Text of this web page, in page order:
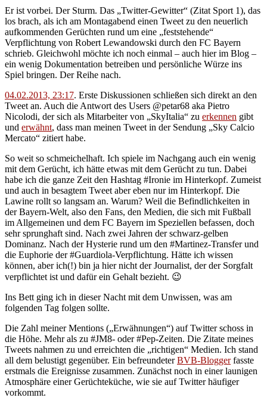
Javier,
Arjen.
Und
meiner
Oma.
Er ist vorbei. Der Sturm. Das „Twitter-Gewitter“ (Zitat Sport 1), das
los brach, als ich am Montagabend einen Tweet zu den neuerlich
aufkommenden Gerüchten rund um eine „feststehende“
Verpflichtung von Robert Lewandowski durch den FC Bayern
schrieb. Gleichwohl möchte ich noch einmal – auch hier im Blog –
ein wenig Dokumentation betreiben und persönliche Würze ins
Spiel bringen. Der Reihe nach.
04.02.2013, 23:17. Erste Diskussionen schließen sich direkt an den
Tweet an. Auch die Antwort des Users @petar68 aka Pietro
Nicolodi, der sich als Mitarbeiter von „SkyItalia“ zu erkennen gibt
und erwähnt, dass man meinen Tweet in der Sendung „Sky Calcio
Mercato“ zitiert habe.
So weit so schmeichelhaft. Ich spiele im Nachgang auch ein wenig
mit dem Gerücht, ich hätte etwas mit dem Gerücht zu tun. Dabei
habe ich die ganze Zeit den Hashtag #Ironie im Hinterkopf. Zumeist
und auch in besagtem Tweet aber eben nur im Hinterkopf. Die
Lawine rollt so langsam an. Warum? Weil die Befindlichkeiten in
der Bayern-Welt, also den Fans, den Medien, die sich mit Fußball
im Allgemeinen und dem FC Bayern im Speziellen befassen, doch
sehr sprunghaft sind. Nach zwei Jahren der schwarz-gelben
Dominanz. Nach der Hysterie rund um den #Martinez-Transfer und
die Euphorie der #Guardiola-Verpflichtung. Hätte ich wissen
können, aber ich(!) bin ja hier nicht der Journalist, der der Sorgfalt
verpflichtet ist und dafür ein Gehalt bezieht. 😉
Ins Bett ging ich in dieser Nacht mit dem Unwissen, was am
folgenden Tag folgen sollte.
Die Zahl meiner Mentions („Erwähnungen“) auf Twitter schoss in
die Höhe. Mehr als zu #JM8- oder #Pep-Zeiten. Die Zitate meines
Tweets nahmen zu und erreichten die „richtigen“ Medien. Ich stand
all dem belustigt gegenüber. Ein befreundeterBVB-Bloggerfasste
erstmals die Ereignisse zusammen. Zunächst noch in einer launigen
Atmosphäre einer Gerüchteküche, wie sie auf Twitter häufiger
vorkommt.